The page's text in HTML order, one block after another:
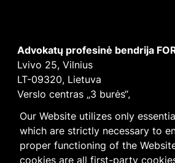
Our Website utilizes only
which are strictly necessary to
proper functioning of the
cookies are all first-party
Advokatų profesinė bendrija
Lvivo 25, Vilnius
LT-09320, Lietuva
Verslo centras „3 burės“,
E-mailvilnius@fortlegal.com
Tel. +370 5 250 6141
Įm. k. 303195010